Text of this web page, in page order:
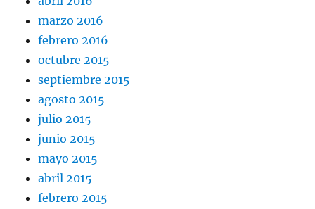
marzo 2016
febrero 2016
octubre 2015
septiembre 2015
agosto 2015
julio 2015
junio 2015
mayo 2015
abril 2015
febrero 2015